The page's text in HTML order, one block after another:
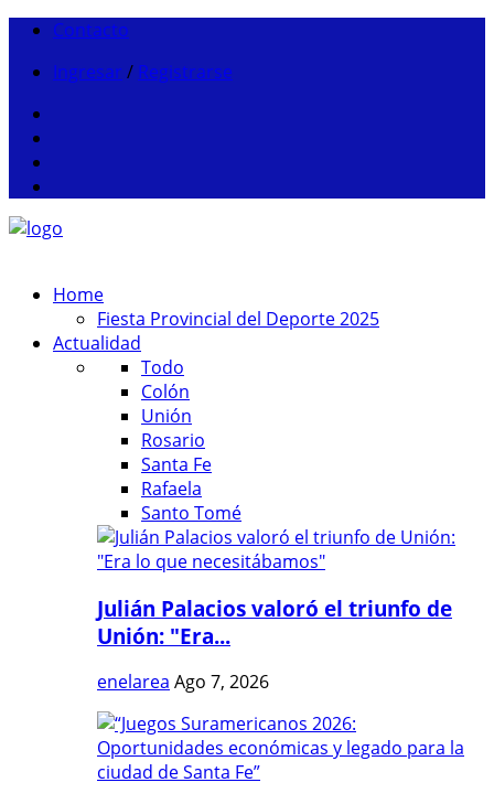
Contacto
Ingresar / Registrarse
Home
Fiesta Provincial del Deporte 2025
Actualidad
Todo
Colón
Unión
Rosario
Santa Fe
Rafaela
Santo Tomé
Julián Palacios valoró el triunfo de
Unión: "Era...
enelarea Ago 7, 2026